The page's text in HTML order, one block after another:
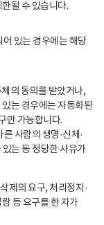
될 수 있습니다.
있는 경우에는 해당
의 동의를 받았거나,
는 경우에는 자동화된
만 가능합니다.
사람의 생명·신체·
는 등 정당한 사유가
제의 요구, 처리정지·
등 요구를 한 자가